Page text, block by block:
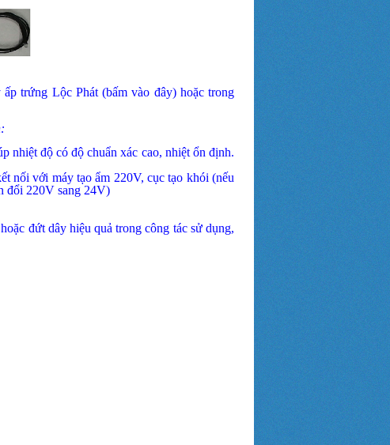
trứng Lộc Phát (bấm vào đây)hoặc trong
nhiệt độ có độ chuẩn xác cao, nhiệt ổn định.
nối với máy tạo ẩm 220V, cục tạo khói (nếu
đổi 220V sang 24V)
đứt dây hiệu quả trong công tác sử dụng,